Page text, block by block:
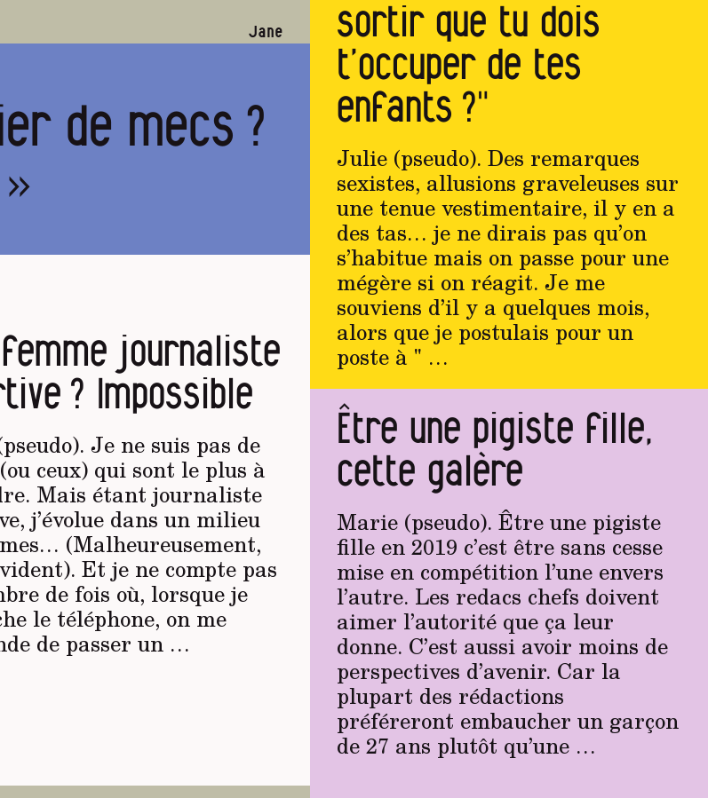
Jane
de mecs ?
sortir que tu dois
t’occuper de tes
enfants ?"
Julie (pseudo). Des remarques
sexistes, allusions graveleuses sur
une tenue vestimentaire, il y en a
des tas… je ne dirais pas qu’on
s’habitue mais on passe pour une
mégère si on réagit. Je me
souviens d’il y a quelques mois,
alors que je postulais pour un
poste à " …
femme journaliste
? Impossible
Je ne suis pas de
ceux) qui sont le plus à
Mais étant journaliste
j’évolue dans un milieu
(Malheureusement,
Et je ne compte pas
de fois où, lorsque je
le téléphone, on me
de passer un …
Être une pigiste fille,
cette galère
Marie (pseudo). Être une pigiste
fille en 2019 c’est être sans cesse
mise en compétition l’une envers
l’autre. Les redacs chefs doivent
aimer l’autorité que ça leur
donne. C’est aussi avoir moins de
perspectives d’avenir. Car la
plupart des rédactions
préféreront embaucher un garçon
de 27 ans plutôt qu’une …